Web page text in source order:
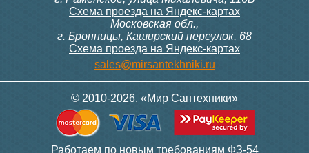
Схема проезда на Яндекс-картах
Московская обл.,
г. Бронницы, Каширский переулок, 68
Схема проезда на Яндекс-картах
sales@mirsantekhniki.ru
© 2010-2026. «Мир Сантехники»
Работаем по новым требованиям ФЗ-54